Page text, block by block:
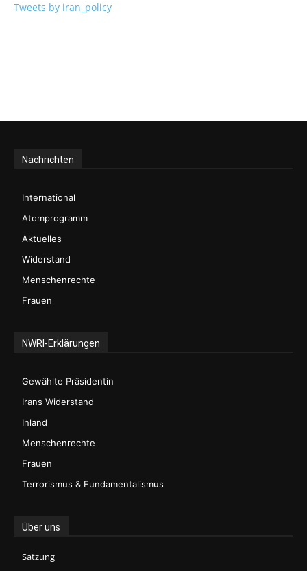
Tweets by iran_policy
Nachrichten
International
Atomprogramm
Aktuelles
Widerstand
Menschenrechte
Frauen
NWRI-Erklärungen
Gewählte Präsidentin
Irans Widerstand
Inland
Menschenrechte
Frauen
Terrorismus & Fundamentalismus
Über uns
Satzung